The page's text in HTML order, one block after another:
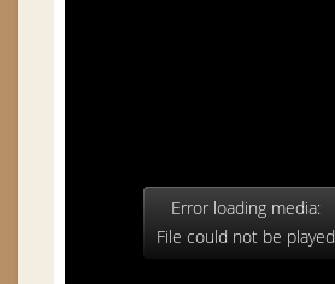
Error loading media:
File could not be played